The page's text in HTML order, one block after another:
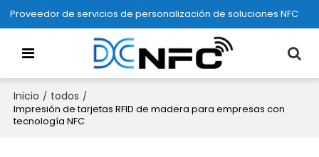
Proveedor de servicios de personalización de soluciones NFC
Inicio / todos /
Impresión de tarjetas RFID de madera para empresas con
tecnología NFC